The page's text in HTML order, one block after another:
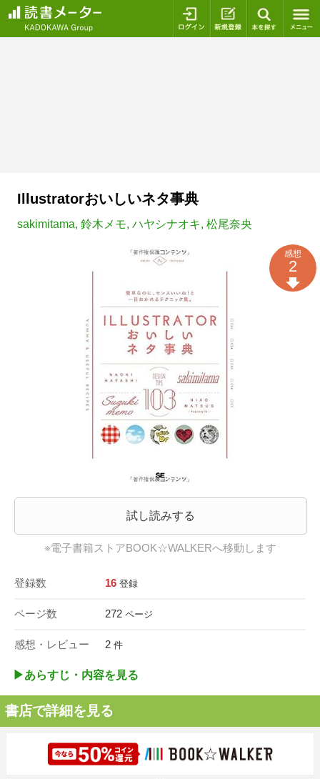
ログイン 新規登録
Illustratorおいしいネタ事典
sakimitama, 鈴木メモ, ハヤシナオキ, 松尾奈央
試し読みする
※電子書籍ストアBOOK☆WALKERへ移動します
登録数 16 登録
ページ数 272 ページ
感想・レビュー 2 件
感想
2
▶︎あらすじ・内容を見る
書店で詳細を見る